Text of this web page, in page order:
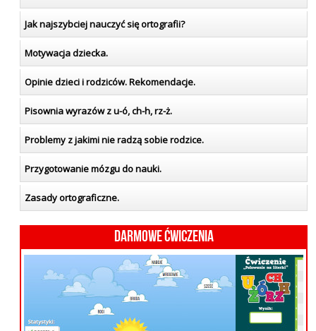
Jak najszybciej nauczyć się ortografii?
Motywacja dziecka.
Opinie dzieci i rodziców. Rekomendacje.
Pisownia wyrazów z u-ó, ch-h, rz-ż.
Problemy z jakimi nie radzą sobie rodzice.
Przygotowanie mózgu do nauki.
Zasady ortograficzne.
Darmowe ćwiczenia